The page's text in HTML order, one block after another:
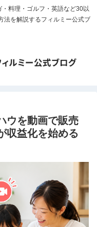
料理・ゴルフ・英語など30以
法を解説するフィルミー公式ブ
ウを動画で販売
収益化を始める